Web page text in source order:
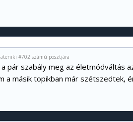
#702 számú posztjára
a pár szabály meg az életmódváltás
a másik topikban már szétszedtek,